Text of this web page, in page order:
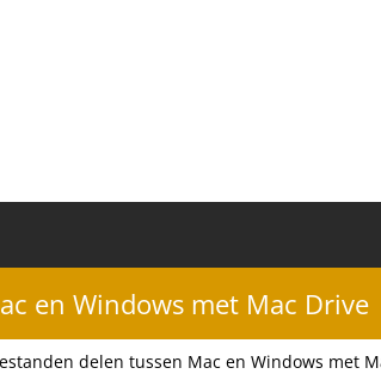
en Windows met Mac Drive
delen tussen Mac en Windows met